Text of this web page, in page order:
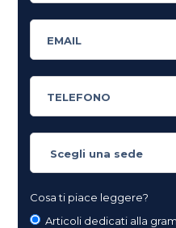
Cosa ti piace leggere?
Articoli dedicati alla